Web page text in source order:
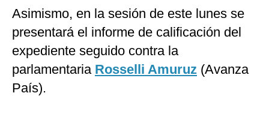
Asimismo, en la sesión de este lunes se
presentará el informe de calificación del
expediente seguido contra la
parlamentaria Rosselli Amuruz (Avanza
País).